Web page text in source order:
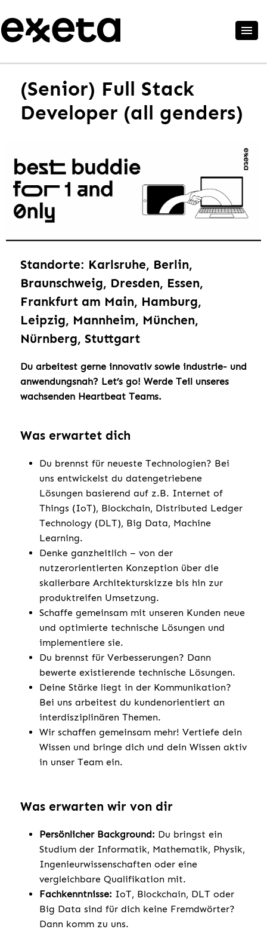
(Senior) Full Stack
Developer (all genders)
Standorte: Karlsruhe, Berlin,
Braunschweig, Dresden, Essen,
Frankfurt am Main, Hamburg,
Leipzig, Mannheim, München,
Nürnberg, Stuttgart
Du arbeitest gerne innovativ sowie industrie- und
anwendungsnah? Let’s go! Werde Teil unseres
wachsenden Heartbeat Teams.
Was erwartet dich
Du brennst für neueste Technologien? Bei
uns entwickelst du datengetriebene
Lösungen basierend auf z.B. Internet of
Things (IoT), Blockchain, Distributed Ledger
Technology (DLT), Big Data, Machine
Learning.
Denke ganzheitlich – von der
nutzerorientierten Konzeption über die
skalierbare Architekturskizze bis hin zur
produktreifen Umsetzung.
Schaffe gemeinsam mit unseren Kunden neue
und optimierte technische Lösungen und
implementiere sie.
Du brennst für Verbesserungen? Dann
bewerte existierende technische Lösungen.
Deine Stärke liegt in der Kommunikation?
Bei uns arbeitest du kundenorientiert an
interdisziplinären Themen.
Wir schaffen gemeinsam mehr! Vertiefe dein
Wissen und bringe dich und dein Wissen aktiv
in unser Team ein.
Was erwarten wir von dir
Persönlicher Background: Du bringst ein
Studium der Informatik, Mathematik, Physik,
Ingenieurwissenschaften oder eine
vergleichbare Qualifikation mit.
Fachkenntnisse: IoT, Blockchain, DLT oder
Big Data sind für dich keine Fremdwörter?
Dann komm zu uns.